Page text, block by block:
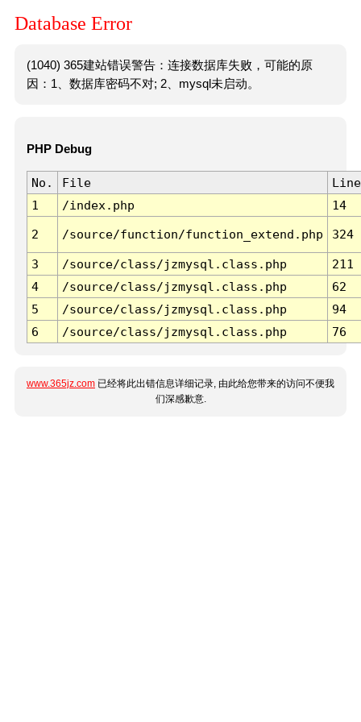
Database Error
(1040) 365建站错误警告：连接数据库失败，可能的原
因：1、数据库密码不对; 2、mysql未启动。
PHP Debug
No. File
Line
1
/index.php 14
2 /source/function/function_extend.php 324
3 /source/class/jzmysql.class.php
211
4
/source/class/jzmysql.class.php
62
5
/source/class/jzmysql.class.php
94
6
/source/class/jzmysql.class.php 76
www.365jz.com 已经将此出错信息详细记录, 由此给您带来的访问不便我
们深感歉意.